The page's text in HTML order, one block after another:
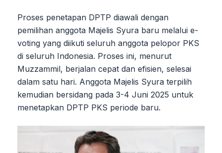
Proses penetapan DPTP diawali dengan
pemilihan anggota Majelis Syura baru melalui e-
voting yang diikuti seluruh anggota pelopor PKS
di seluruh Indonesia. Proses ini, menurut
Muzzammil, berjalan cepat dan efisien, selesai
dalam satu hari. Anggota Majelis Syura terpilih
kemudian bersidang pada 3-4 Juni 2025 untuk
menetapkan DPTP PKS periode baru.